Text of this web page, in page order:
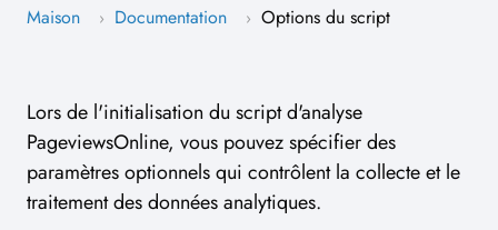
Maison › Documentation › Options du script
Lors de l'initialisation du script d'analyse
PageviewsOnline, vous pouvez spécifier des
paramètres optionnels qui contrôlent la collecte et le
traitement des données analytiques.